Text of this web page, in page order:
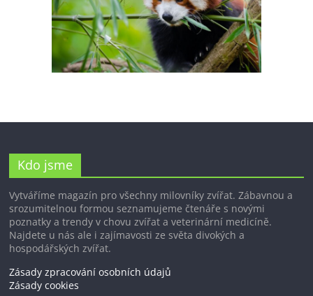
Kdo jsme
Vytváříme magazín pro všechny milovníky zvířat. Zábavnou a
srozumitelnou formou seznamujeme čtenáře s novými
poznatky a trendy v chovu zvířat a veterinární medicíně.
Najdete u nás ale i zajímavosti ze světa divokých a
hospodářských zvířat.
Zásady zpracování osobních údajů
Zásady cookies